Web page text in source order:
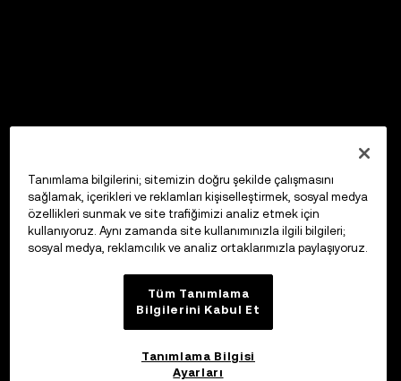
Tanımlama bilgilerini; sitemizin doğru şekilde çalışmasını
sağlamak, içerikleri ve reklamları kişiselleştirmek, sosyal medya
özellikleri sunmak ve site trafiğimizi analiz etmek için
kullanıyoruz. Aynı zamanda site kullanımınızla ilgili bilgileri;
sosyal medya, reklamcılık ve analiz ortaklarımızla paylaşıyoruz.
Tüm Tanımlama
Bilgilerini Kabul Et
Tanımlama Bilgisi
Ayarları